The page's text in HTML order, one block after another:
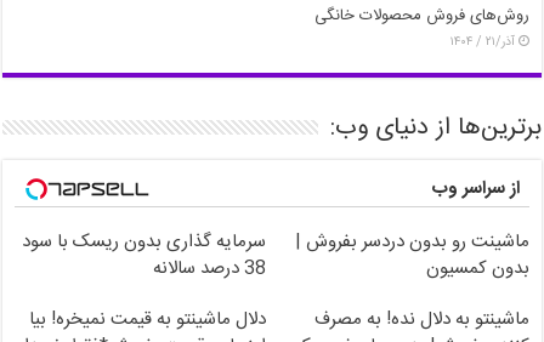
روش‌های فروش محصولات خانگی
آذر/۲۱ / ۱۴۰۴
برترین‌ها از دنیای وب:
از سراسر وب
ماشینت رو بدون دردسر بفروش |
بدون کمسیون
سرمایه گذاری بدون ریسک با سود
38 درصد سالانه
ماشینتو به دلال نده! به مصرف
دلال ماشینتو به قیمت نمیخره! بیا